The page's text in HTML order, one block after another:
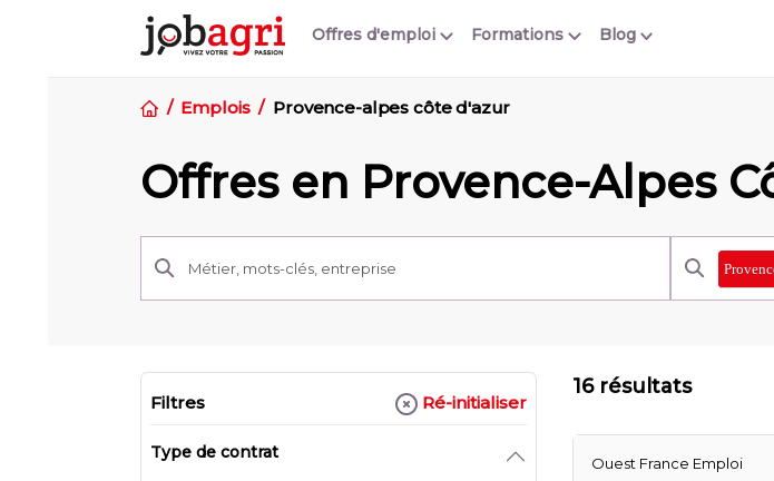
Offres d'emploi Blog
Formations
Emplois Provence-alpes côte d'azur
Offres en Provence-Alpes
Filtres Ré-initialiser
Type de contrat
16 résultats
Ouest France Emploi